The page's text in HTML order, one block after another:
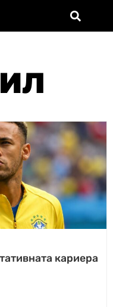
кариера